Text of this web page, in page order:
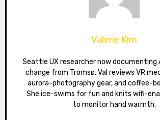
Valerie Kim
Seattle UX researcher now documenting Arctic climate
change from Tromsø. Val reviews VR
aurora-photography gear, and coffee-
She ice-swims for fun and knits wifi-
to monitor hand warmth.